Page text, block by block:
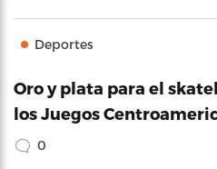
Deportes
Oro y plata para el
los Juegos
0